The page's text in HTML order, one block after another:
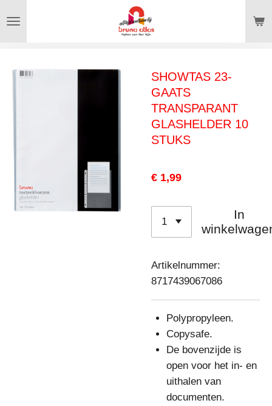
direct
hoofdinhoud
SHOWTAS 23-
GAATS
TRANSPARANT
GLASHELDER 10
STUKS
€ 1,99
In
Artikelnummer:
8717439067086
Polypropyleen.
Copysafe.
De bovenzijde is
open voor het in- en
uithalen van
documenten.